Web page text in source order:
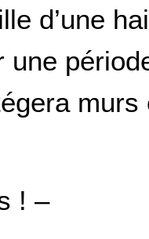
d’une
! –